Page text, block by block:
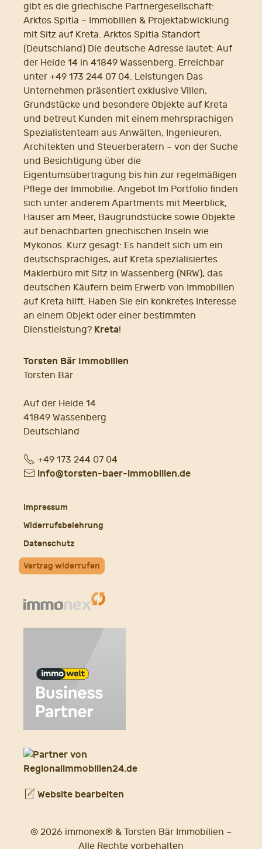
gibt es die griechische Partnergesellschaft:
Arktos Spitia – Immobilien & Projektabwicklung
mit Sitz auf Kreta. Arktos Spitia Standort
(Deutschland) Die deutsche Adresse lautet: Auf
der Heide 14 in 41849 Wassenberg. Erreichbar
unter +49 173 244 07 04. Leistungen Das
Unternehmen präsentiert exklusive Villen,
Grundstücke und besondere Objekte auf Kreta
und betreut Kunden mit einem mehrsprachigen
Spezialistenteam aus Anwälten, Ingenieuren,
Architekten und Steuerberatern – von der Suche
und Besichtigung über die
Eigentumsübertragung bis hin zur regelmäßigen
Pflege der Immobilie. Angebot Im Portfolio finden
sich unter anderem Apartments mit Meerblick,
Häuser am Meer, Baugrundstücke sowie Objekte
auf benachbarten griechischen Inseln wie
Mykonos. Kurz gesagt: Es handelt sich um ein
deutschsprachiges, auf Kreta spezialisiertes
Maklerbüro mit Sitz in Wassenberg (NRW), das
deutschen Käufern beim Erwerb von Immobilien
auf Kreta hilft. Haben Sie ein konkretes Interesse
an einem Objekt oder einer bestimmten
Dienstleistung? Kreta!
Torsten Bär Immobilien
Torsten Bär
Auf der Heide 14
41849 Wassenberg
Deutschland
Fon+49 173 244 07 04
E- info@torsten-baer-immobilien.de
Impressum
Widerrufsbelehrung
Datenschutz
Vertrag widerrufen
Website bearbeiten
© 2026 immonex® & Torsten Bär Immobilien –
Alle Rechte vorbehalten